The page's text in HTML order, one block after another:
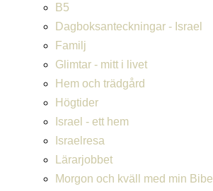
B5
Dagboksanteckningar - Israel
Familj
Glimtar - mitt i livet
Hem och trädgård
Högtider
Israel - ett hem
Israelresa
Lärarjobbet
Morgon och kväll med min Bibel